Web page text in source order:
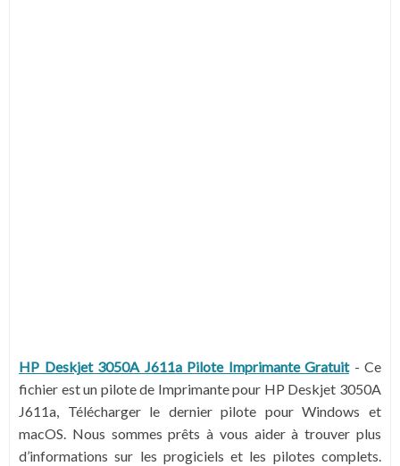
HP Deskjet 3050A J611a Pilote Imprimante Gratuit- Ce
fichier est un pilote de Imprimante pour HP Deskjet 3050A
J611a, Télécharger le dernier pilote pour Windows et
macOS. Nous sommes prêts à vous aider à trouver plus
d’informations sur les progiciels et les pilotes complets.